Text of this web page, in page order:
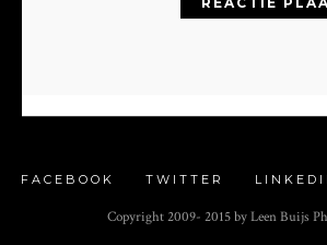
FACEBOOK TWITTER
Copyright 2009- 2015 by Leen Buijs